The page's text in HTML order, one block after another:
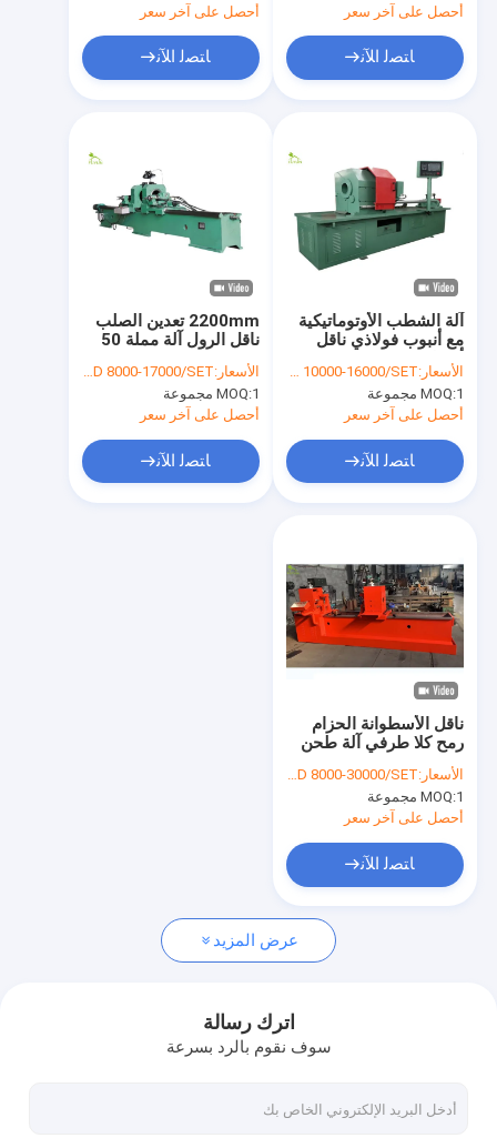
منتجات
معلومات عنا
جولة في المعمل
اتصل بنا
اطلب اقتباس
News
غشاء أرضي مركب
أقمشة غير منسوجة جيوتكستايل
أحصل على آخر سعر
ﺎﺘﺼﻟ ﺍﻶﻧ
أحصل على آخر سعر
ﺎﺘﺼﻟ ﺍﻶﻧ
2200mm تعدين الصلب
ناقل الرول آلة مملة 50
هرتز
الأسعار:USD 8000-17000/SET
MOQ:1 مجموعة
أحصل على آخر سعر
ﺎﺘﺼﻟ ﺍﻶﻧ
آلة الشطب الأوتوماتيكية
مع أنبوب فولاذي ناقل
أسطواني 2200 مم
الأسعار:USD 10000-16000/SET
MOQ:1 مجموعة
أحصل على آخر سعر
ﺎﺘﺼﻟ ﺍﻶﻧ
ناقل الأسطوانة الحزام
رمح كلا طرفي آلة طحن
ضياء 20 مم 40 مم
الأسعار:USD 8000-30000/SET
MOQ:1 مجموعة
أحصل على آخر سعر
ﺎﺘﺼﻟ ﺍﻶﻧ
عرض المزيد
اترك رسالة
سوف نقوم بالرد بسرعة